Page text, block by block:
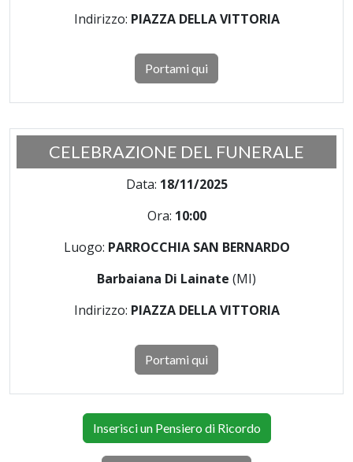
Indirizzo: PIAZZA DELLA VITTORIA
Portami qui
CELEBRAZIONE DEL FUNERALE
Data: 18/11/2025
Ora: 10:00
Luogo: PARROCCHIA SAN BERNARDO
Barbaiana Di Lainate (MI)
Indirizzo: PIAZZA DELLA VITTORIA
Portami qui
Inserisci un Pensiero di Ricordo